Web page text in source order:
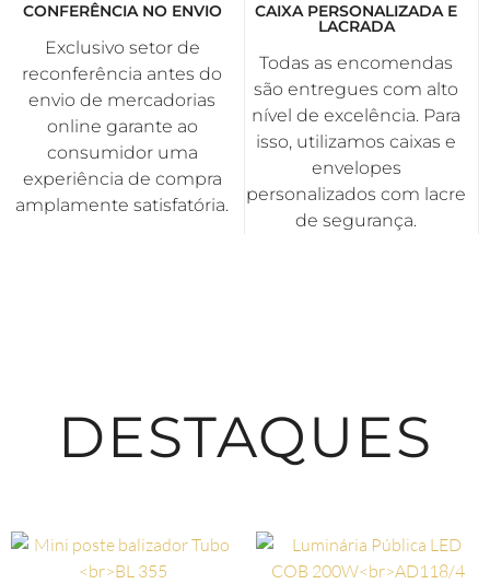
CONFERÊNCIA NO ENVIO
Exclusivo setor de
reconferência antes do
envio de mercadorias
online garante ao
consumidor uma
experiência de compra
amplamente satisfatória.
CAIXA PERSONALIZADA E
LACRADA
Todas as encomendas
são entregues com alto
nível de excelência. Para
isso, utilizamos caixas e
envelopes
personalizados com lacre
de segurança.
DESTAQUES